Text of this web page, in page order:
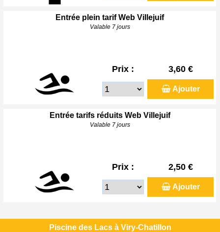
Entrée plein tarif Web Villejuif
Valable 7 jours
Prix : 3,60 €
Ajouter
Entrée tarifs réduits Web Villejuif
Valable 7 jours
Prix : 2,50 €
Ajouter
Piscine des Lacs à Viry-Chatillon